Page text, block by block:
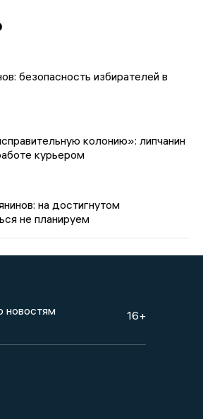
безопасность избирателей в
колонию»: липчанин
курьером
на достигнутом
не планируем
новостям 16+